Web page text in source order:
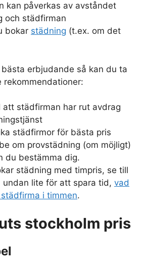
kan påverkas av avståndet
och städfirman
bokar städning (t.ex. om det
erbjudande så kan du ta
rekommendationer:
att städfirman har rut avdrag
städfirmor för bästa pris
om provstädning (om möjligt)
du bestämma dig.
städning med timpris, se till
undan lite för att spara tid, vad
i timmen.
stockholm pris